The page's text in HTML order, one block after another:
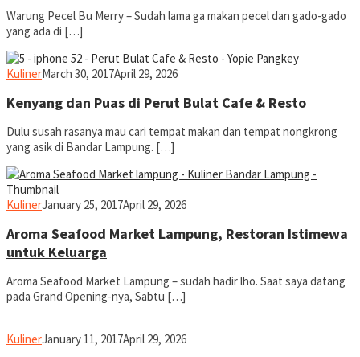
Warung Pecel Bu Merry – Sudah lama ga makan pecel dan gado-gado
yang ada di […]
Kulineryopiefranz
March 30, 2017April 29, 2026
Kenyang dan Puas di Perut Bulat Cafe & Resto
Dulu susah rasanya mau cari tempat makan dan tempat nongkrong
yang asik di Bandar Lampung. […]
Kulineryopiefranz
January 25, 2017April 29, 2026
Aroma Seafood Market Lampung, Restoran Istimewa
untuk Keluarga
Aroma Seafood Market Lampung – sudah hadir lho. Saat saya datang
pada Grand Opening-nya, Sabtu […]
Kulineryopiefranz
January 11, 2017April 29, 2026